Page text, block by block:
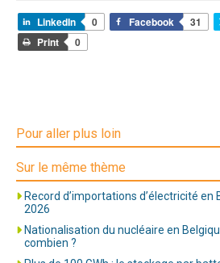
LinkedIn 0 Facebook 31
Print
0
Pour aller plus loin
Sur le même thème
Record d’importations d’électricité en
2026
Nationalisation du nucléaire en
combien ?